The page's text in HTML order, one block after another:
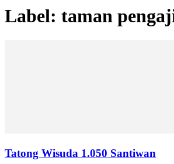
Label: taman
Tatong Wisuda 1.050 Santiwan